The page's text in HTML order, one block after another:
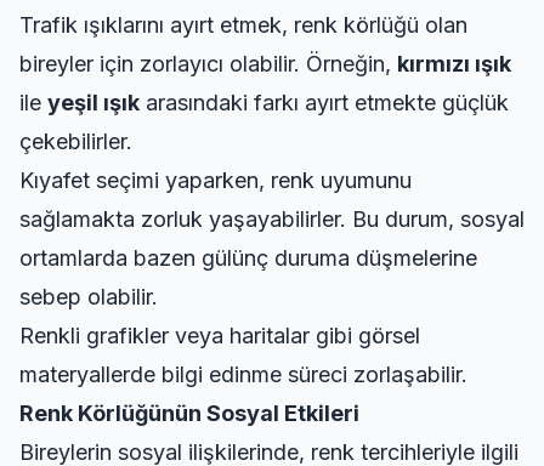
Trafik ışıklarını ayırt etmek, renk körlüğü olan
bireyler için zorlayıcı olabilir. Örneğin, kırmızı ışık
ile yeşil ışık arasındaki farkı ayırt etmekte güçlük
çekebilirler.
Kıyafet seçimi yaparken, renk uyumunu
sağlamakta zorluk yaşayabilirler. Bu durum, sosyal
ortamlarda bazen gülünç duruma düşmelerine
sebep olabilir.
Renkli grafikler veya haritalar gibi görsel
materyallerde bilgi edinme süreci zorlaşabilir.
Renk Körlüğünün Sosyal Etkileri
Bireylerin sosyal ilişkilerinde, renk tercihleriyle ilgili